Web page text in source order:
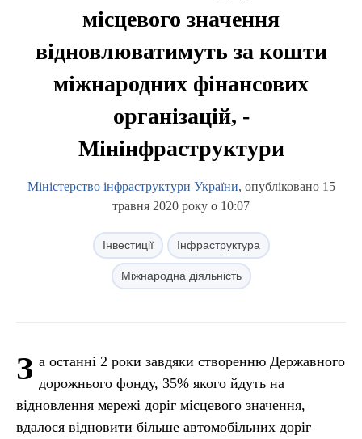
місцевого значення
відновлюватимуть за кошти
міжнародних фінансових
організацій, -
Мінінфраструктури
Міністерство інфраструктури України, опубліковано 15
травня 2020 року о 10:07
Інвестиції Інфраструктура
Міжнародна діяльність
З а останні 2 роки завдяки створенню Державного
дорожнього фонду, 35% якого йдуть на
відновлення мережі доріг місцевого значення,
вдалося відновити більше автомобільних доріг